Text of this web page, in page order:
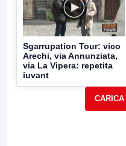
Sgarrupation Tour: vico
Arechi, via Annunziata,
via La Vipera: repetita
iuvant